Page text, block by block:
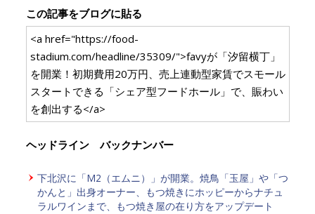
この記事をブログに貼る
<a href="https://food-
stadium.com/headline/35309/">favyが「汐留横丁」
を開業！初期費用20万円、売上連動型家賃でスモール
スタートできる「シェア型フードホール」で、賑わい
を創出する</a>
ヘッドライン バックナンバー
下北沢に「M2（エムニ）」が開業。焼鳥「玉屋」や「つ
かんと」出身オーナー、もつ焼きにホッピーからナチュ
ラルワインまで、もつ焼き屋の在り方をアップデート